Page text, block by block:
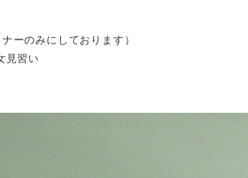
ーのみにしております）
見習い